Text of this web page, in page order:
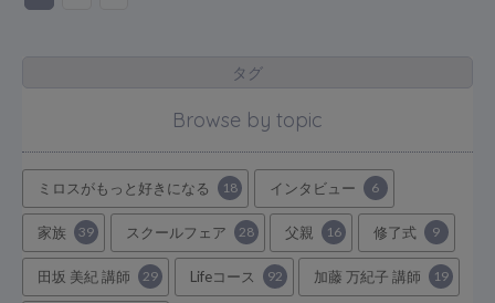
タグ
Browse by topic
ミロスがもっと好きになる 18 インタビュー 6
家族 39 スクールフェア 28 父親 16 修了式 9
田坂 美紀 講師 29 Lifeコース 92 加藤 万紀子 講師 19